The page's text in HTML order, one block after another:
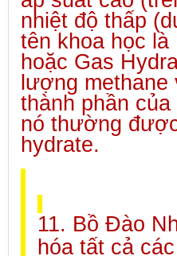
nhiệt độ thấp
tên khoa học là
hoặc Gas
lượng
thành phần
nó thường
hydrate.
11. Bồ Đào
hóa tất cả